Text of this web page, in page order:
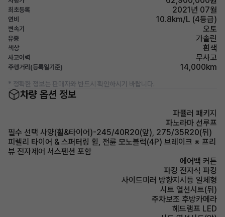
최초등록 2021년 07월
연비 10.8km/L (4등급)
변속기 오토
유종 가솔린
색상 흰색
사고이력 무사고
주행거리(등록일기준) 14,000km
* 정확한 정보는 판매자와 반드시 확인하시기 바랍니다.
차량 옵션 정보
파퓰러 패키지
파노라마 선루프
필수 선택 사양(휠&타이어)-245/40R20(앞), 275/35R20(뒤)
피렐리 타이어 & 스퍼터링 휠, 전륜 모노블럭(4P) 브레이크 ※ 프리
뷰 전자제어 서스펜션 포함
에어백 커튼
파킹 전자식 파킹
사이드미러 방향지시등 일체형
시트 열선시트(뒤)
주차보조 후방카메라
헤드램프 LED